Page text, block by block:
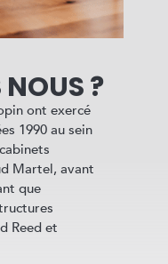
?
ont exercé
1990 au sein
Martel, avant
que
Reed et